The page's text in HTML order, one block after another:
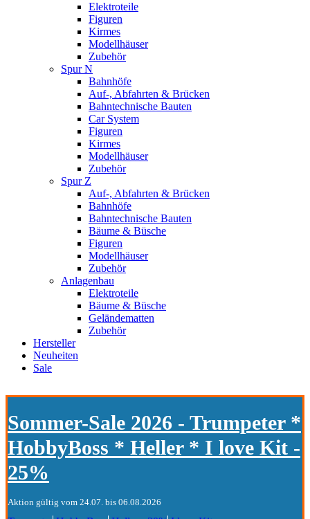
Elektroteile
Figuren
Kirmes
Modellhäuser
Zubehör
Spur N
Bahnhöfe
Auf-, Abfahrten & Brücken
Bahntechnische Bauten
Car System
Figuren
Kirmes
Modellhäuser
Zubehör
Spur Z
Auf-, Abfahrten & Brücken
Bahnhöfe
Bahntechnische Bauten
Bäume & Büsche
Figuren
Modellhäuser
Zubehör
Anlagenbau
Elektroteile
Bäume & Büsche
Geländematten
Zubehör
Hersteller
Neuheiten
Sale
Sommer-Sale 2026 - Trumpeter *
HobbyBoss * Heller * I love Kit -
25%
Aktion gültig vom 24.07. bis 06.08.2026